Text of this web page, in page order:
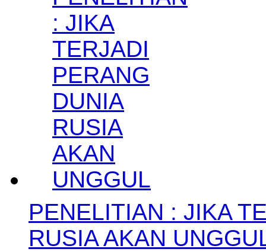
PENELITIAN : JIKA
RUSIA AKAN